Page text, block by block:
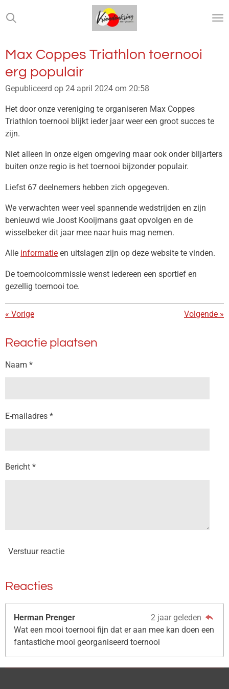
Ga
direct
de
hoofdinhoud
Max Coppes Triathlon toernooi
erg populair
Gepubliceerd op 24 april 2024 om 20:58
Het door onze vereniging te organiseren Max Coppes
Triathlon toernooi blijkt ieder jaar weer een groot succes te
zijn.
Niet alleen in onze eigen omgeving maar ook onder biljarters
buiten onze regio is het toernooi bijzonder populair.
Liefst 67 deelnemers hebben zich opgegeven.
We verwachten weer veel spannende wedstrijden en zijn
benieuwd wie Joost Kooijmans gaat opvolgen en de
wisselbeker dit jaar mee naar huis mag nemen.
Alle informatie en uitslagen zijn op deze website te vinden.
De toernooicommissie wenst iedereen een sportief en
gezellig toernooi toe.
« Vorige Volgende »
Reactie plaatsen
Naam *
E-mailadres *
Bericht *
Verstuur reactie
Reacties
Herman Prenger
2 jaar geleden
Wat een mooi toernooi fijn dat er aan mee kan doen een
fantastiche mooi georganiseerd toernooi